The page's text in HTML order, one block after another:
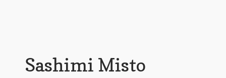
Sashimi Misto